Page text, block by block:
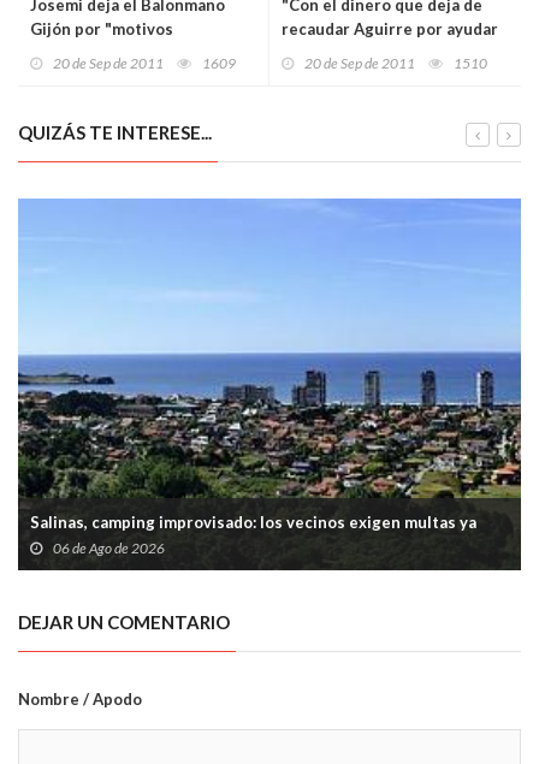
Josemi deja el Balonmano
Gijón por "motivos
20 de Sep de 2011 1609
"Con el dinero que deja de
recaudar Aguirre por ayudar
financiar los profesores que
20 de Sep de 2011 1510
QUIZÁS TE INTERESE...
Salinas, camping improvisado: los vecinos exigen multas ya
06 de Ago de 2026
DEJAR UN COMENTARIO
Nombre / Apodo